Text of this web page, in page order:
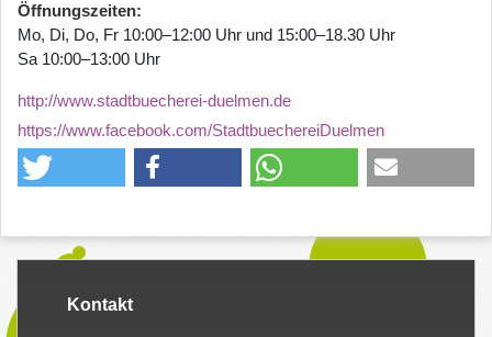
Öffnungszeiten
Mo, Di, Do, Fr 10:00–12:00 Uhr und 15:00–18.30 Uhr
Sa 10:00–13:00 Uhr
http://www.stadtbuecherei-duelmen.de
https://www.facebook.com/StadtbuechereiDuelmen
Kontakt